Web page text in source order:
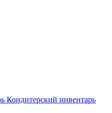
Кондитерский инвентарь